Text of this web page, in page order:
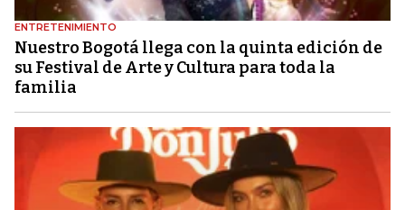
ENTRETENIMIENTO
Nuestro Bogotá llega con la quinta edición de
su Festival de Arte y Cultura para toda la
familia